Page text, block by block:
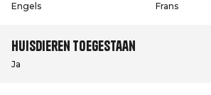
Engels Frans
Huisdieren toegestaan
Ja